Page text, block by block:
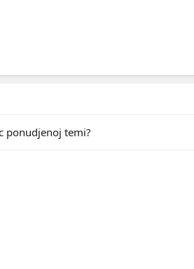
ponudjenoj temi?